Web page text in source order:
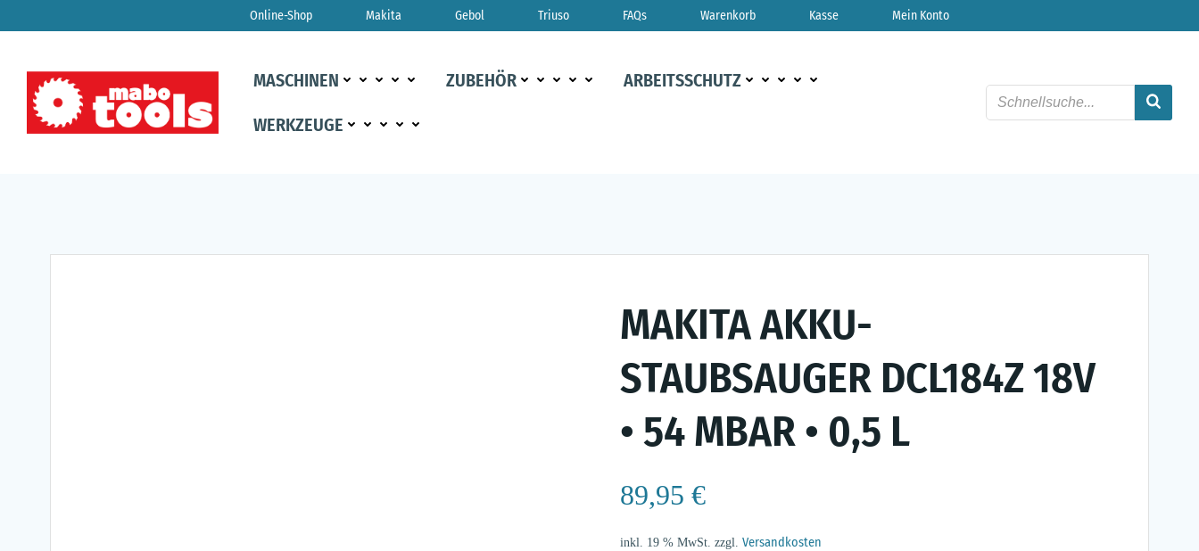
Inhalt
Online-Shop Makita Gebol Triuso FAQs Warenkorb Kasse Mein Konto
MASCHINEN ZUBEHÖR ARBEITSSCHUTZ
WERKZEUGE
MAKITA AKKU-
STAUBSAUGER DCL184Z 18V
• 54 MBAR • 0,5 L
89,95 €
inkl. 19 % MwSt. zzgl. Versandkosten